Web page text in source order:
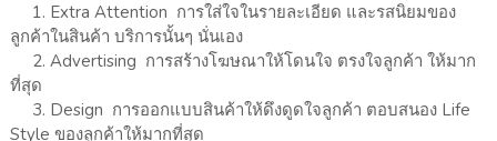
1. Extra Attention การใส่ใจในรายละเอียด และรสนิยมของ
ลูกค้าในสินค้า บริการนั้นๆ นั่นเอง
2. Advertising การสร้างโฆษณาให้โดนใจ ตรงใจลูกค้า ให้มาก
ที่สุด
3. Design การออกแบบสินค้าให้ดึงดูดใจลูกค้า ตอบสนอง Life
Style ของลูกค้าให้มากที่สุด